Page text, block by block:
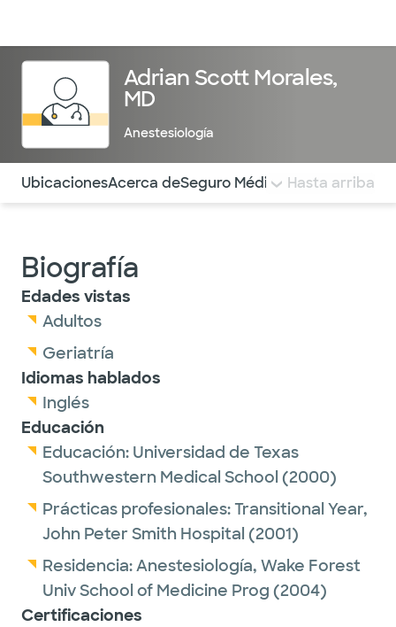
Adrian Scott Morales,
MD
Anestesiología
Utilice esta navegación para saltar rápidamente a
UbicacionesAcerca deSeguro Médico COMENTARIOS
Hasta arriba
Biografía
Edades vistas
Adultos
Geriatría
Idiomas hablados
Inglés
Educación
Educación: Universidad de Texas
Southwestern Medical School (2000)
Prácticas profesionales:Transitional Year,
John Peter Smith Hospital (2001)
Residencia:Anestesiología, Wake Forest
Univ School of Medicine Prog (2004)
Certificaciones